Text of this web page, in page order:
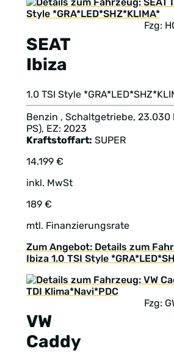
SEAT
Ibiza
Fzg:
1.0 TSI Style
Benzin , Schaltgetriebe, 23.030
PS), EZ: 2023
Kraftstoffart: SUPER
14.199 €
inkl. MwSt
189 €
mtl. Finanzierungsrate
Zum Angebot: Details zum
Ibiza 1.0 TSI Style
VW
Caddy
Fzg: